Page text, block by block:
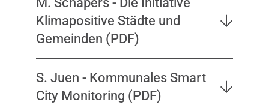
Klimapositive Städte und
Gemeinden (PDF)
S. Juen - Kommunales Smart
City Monitoring (PDF)